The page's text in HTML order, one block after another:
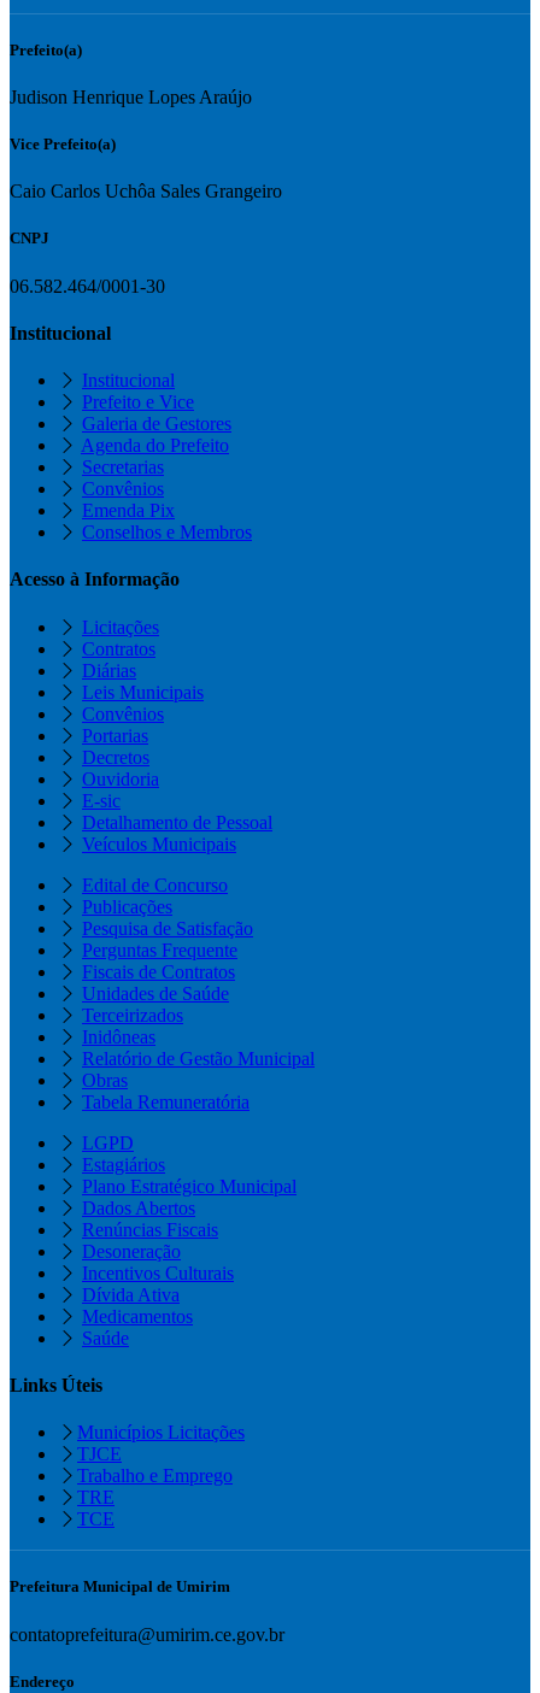
Prefeito(a)
Judison Henrique Lopes Araújo
Vice Prefeito(a)
Caio Carlos Uchôa Sales Grangeiro
CNPJ
06.582.464/0001-30
Institucional
Institucional
Prefeito e Vice
Galeria de Gestores
Agenda do Prefeito
Secretarias
Convênios
Emenda Pix
Conselhos e Membros
Acesso à Informação
Licitações
Contratos
Diárias
Leis Municipais
Convênios
Portarias
Decretos
Ouvidoria
E-sic
Detalhamento de Pessoal
Veículos Municipais
Edital de Concurso
Publicações
Pesquisa de Satisfação
Perguntas Frequente
Fiscais de Contratos
Unidades de Saúde
Terceirizados
Inidôneas
Relatório de Gestão Municipal
Obras
Tabela Remuneratória
LGPD
Estagiários
Plano Estratégico Municipal
Dados Abertos
Renúncias Fiscais
Desoneração
Incentivos Culturais
Dívida Ativa
Medicamentos
Saúde
Links Úteis
Municípios Licitações
TJCE
Trabalho e Emprego
TRE
TCE
Prefeitura Municipal de Umirim
contatoprefeitura@umirim.ce.gov.br
Endereço